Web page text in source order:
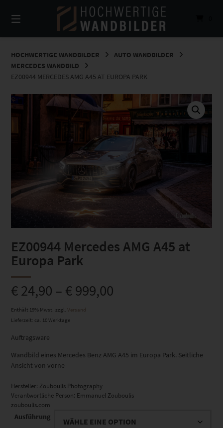
zum
Inhalt
HOCHWERTIGE WANDBILDER
AUTO WANDBILDER
MERCEDES WANDBILD
EZ00944 MERCEDES AMG A45 AT EUROPA PARK
EZ00944 Mercedes AMG A45 at
Europa Park
€24,90 – €999,00
Enthält 19% Mwst. zzgl. Versand
Lieferzeit: ca. 10 Werktage
Auftragsware
Wandbild eines Mercedes Benz AMG A45 im Europa Park. Seitliche
Ansicht von vorne
Hersteller: Zouboulis Photography
Verantwortliche Person: Emmanuel Zouboulis
zouboulis.com
Ausführung